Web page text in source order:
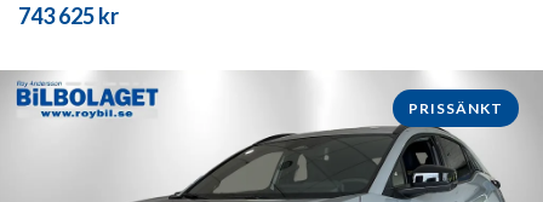
743 625 kr
PRISSÄNKT